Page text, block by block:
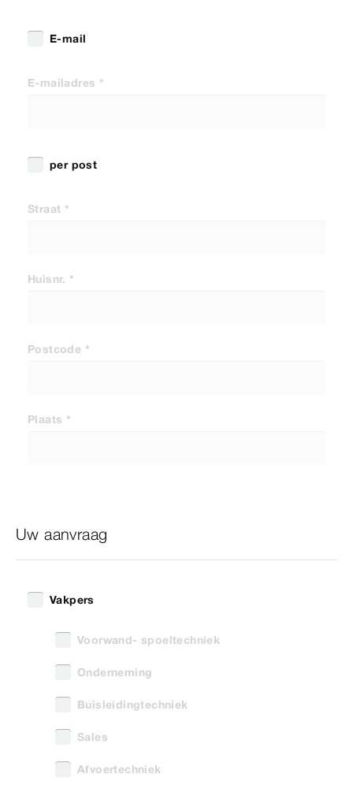
E-mail
E-mailadres *
per post
Straat *
Huisnr. *
Postcode *
Plaats *
Uw aanvraag
Vakpers
Voorwand- spoeltechniek
Onderneming
Buisleidingtechniek
Sales
Afvoertechniek